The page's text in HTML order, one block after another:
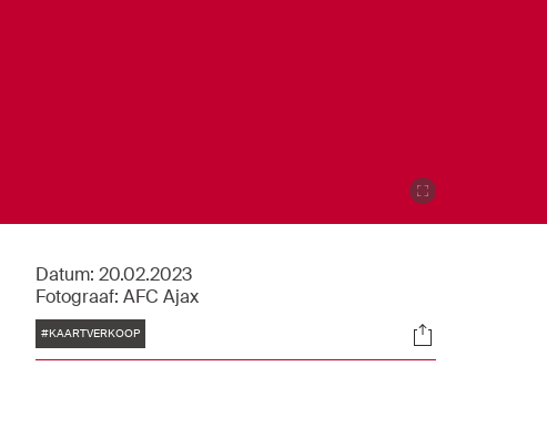
Datum: 20.02.2023
Fotograaf: AFC Ajax
Tags
#KAARTVERKOOP Socials